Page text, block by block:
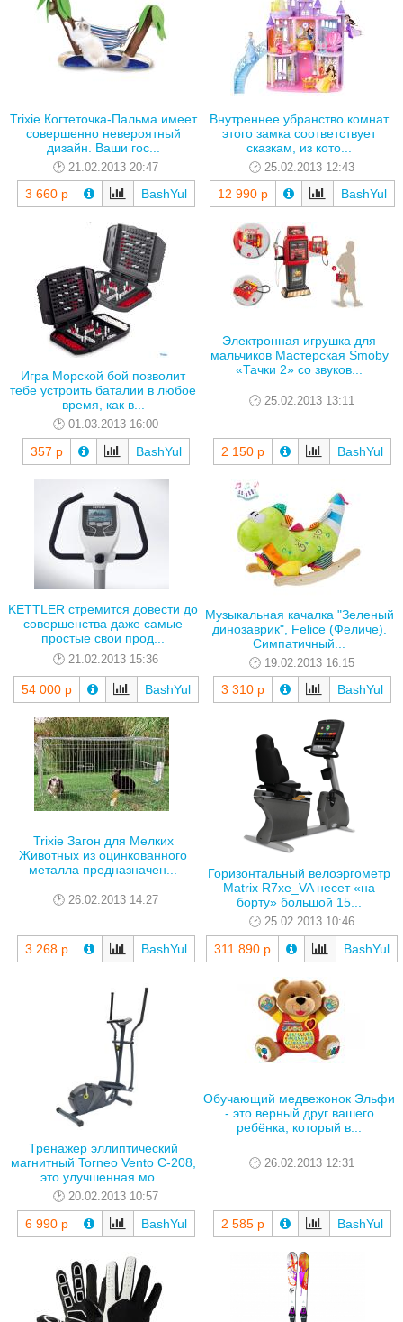
Trixie Когтеточка-Пальма имеет
совершенно невероятный
дизайн. Ваши гос...
21.02.2013 20:47
3 660 р BashYul
Внутреннее убранство комнат
этого замка соответствует
сказкам, из кото...
25.02.2013 12:43
12 990 р BashYul
Игра Морской бой позволит
тебе устроить баталии в любое
время, как в...
01.03.2013 16:00
357 р BashYul
Электронная игрушка для
мальчиков Мастерская Smoby
«Тачки 2» со звуков...
25.02.2013 13:11
2 150 р BashYul
KETTLER стремится довести до
совершенства даже самые
простые свои прод...
21.02.2013 15:36
54 000 р BashYul
Музыкальная качалка "Зеленый
динозаврик", Felice (Феличе).
Симпатичный...
19.02.2013 16:15
3 310 р BashYul
Trixie Загон для Мелких
Животных из оцинкованного
металла предназначен...
26.02.2013 14:27
3 268 р BashYul
Горизонтальный велоэргометр
Matrix R7xe_VA несет «на
борту» большой 15...
25.02.2013 10:46
311 890 р BashYul
Тренажер эллиптический
магнитный Torneo Vento С-208,
это улучшенная мо...
20.02.2013 10:57
6 990 р BashYul
Обучающий медвежонок Эльфи
- это верный друг вашего
ребёнка, который в...
26.02.2013 12:31
2 585 р BashYul